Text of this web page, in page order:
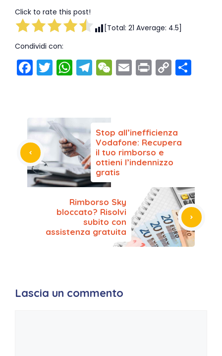
Click to rate this post!
[Total: 21 Average: 4.5]
Condividi con:
F
a
b
o
o
k
T
w
er
W
h
ts
A
p
p
T
el
gr
a
m
W
e
a
t
E
m
Pr
in
C
o
Li
n
k
Stop all’inefficienza
Vodafone: Recupera
il tuo rimborso e
ottieni l’indennizzo
gratis
Rimborso Sky
bloccato? Risolvi
subito con
assistenza gratuita
Lascia un commento